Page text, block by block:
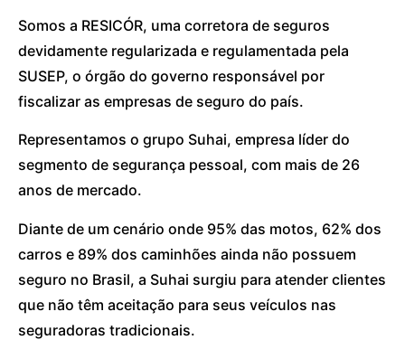
Somos a RESICÓR, uma corretora de seguros
devidamente regularizada e regulamentada pela
SUSEP, o órgão do governo responsável por
fiscalizar as empresas de seguro do país.
Representamos o grupo Suhai, empresa líder do
segmento de segurança pessoal, com mais de 26
anos de mercado.
Diante de um cenário onde 95% das motos, 62% dos
carros e 89% dos caminhões ainda não possuem
seguro no Brasil, a Suhai surgiu para atender clientes
que não têm aceitação para seus veículos nas
seguradoras tradicionais.